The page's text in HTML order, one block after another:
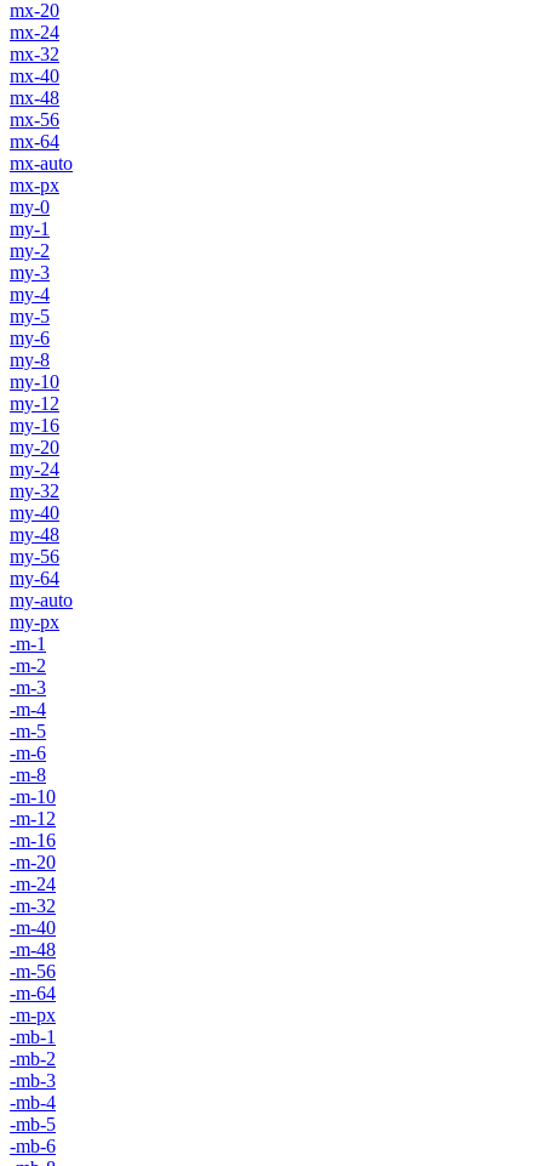
mx-20
mx-24
mx-32
mx-40
mx-48
mx-56
mx-64
mx-auto
mx-px
my-0
my-1
my-2
my-3
my-4
my-5
my-6
my-8
my-10
my-12
my-16
my-20
my-24
my-32
my-40
my-48
my-56
my-64
my-auto
my-px
-m-1
-m-2
-m-3
-m-4
-m-5
-m-6
-m-8
-m-10
-m-12
-m-16
-m-20
-m-24
-m-32
-m-40
-m-48
-m-56
-m-64
-m-px
-mb-1
-mb-2
-mb-3
-mb-4
-mb-5
-mb-6